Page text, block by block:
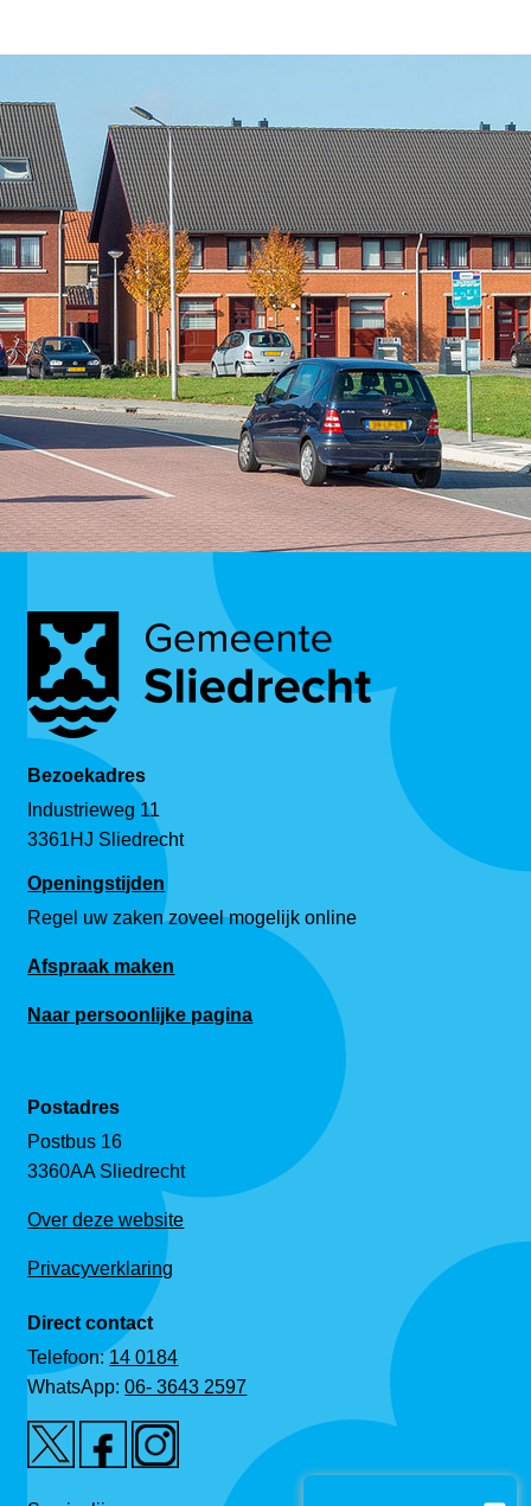
Bezoekadres
Industrieweg 11
3361HJ Sliedrecht
Openingstijden
Regel uw zaken zoveel mogelijk online
Afspraak maken
Naar persoonlijke pagina
Postadres
Postbus 16
3360AA Sliedrecht
Over deze website
Privacyverklaring
Direct contact
Telefoon:14 0184
WhatsApp:06- 3643 2597